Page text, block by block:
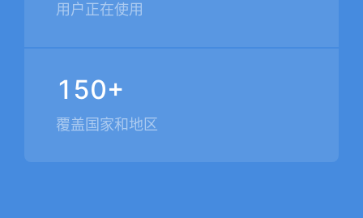
用户正在使用
150+
覆盖国家和地区